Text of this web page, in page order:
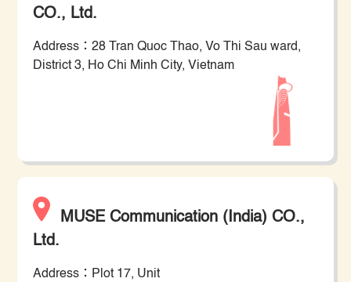
CO., Ltd.
Address：28 Tran Quoc Thao, Vo Thi Sau ward,
District 3, Ho Chi Minh City, Vietnam
MUSE Communication (India) CO.,
Ltd.
Address：Plot 17, Unit